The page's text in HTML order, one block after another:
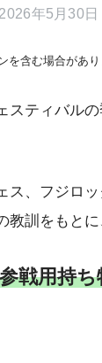
2026年5月30日
を含む場合があり
スティバル
ス、フジロ
教訓をもとに
戦用持